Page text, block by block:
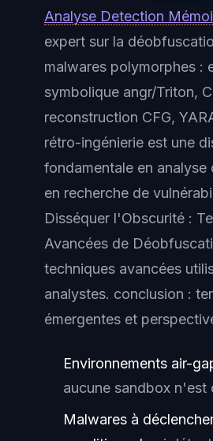
Analyse Detection
expert sur la
malwares polymorphes :
symbolique angr/Triton,
reconstruction CFG,
rétro-ingénierie est une
fondamentale en analyse
en recherche de
Disséquer l'Obscurité :
Avancées de
techniques avancées
analystes. conclusion :
émergentes et
Environnements air-
aucune sandbox n'est
Malwares à